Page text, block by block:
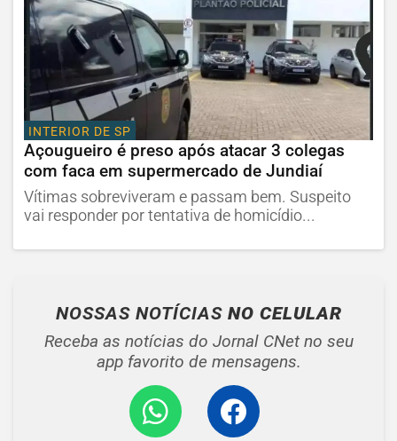
INTERIOR DE SP
Açougueiro é preso após atacar 3 colegas
com faca em supermercado de Jundiaí
Vítimas sobreviveram e passam bem. Suspeito
vai responder por tentativa de homicídio...
NOSSAS NOTÍCIAS NO CELULAR
Receba as notícias do Jornal CNet no seu
app favorito de mensagens.